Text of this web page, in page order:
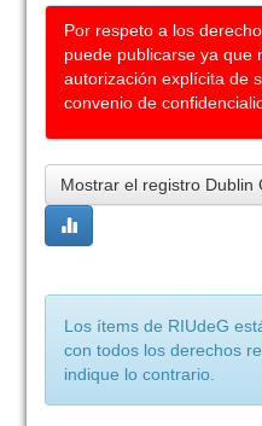
Por respeto a los
puede publicarse ya que
autorización explícita de
convenio de
Mostrar el registro Dublin
Los ítems de RIUdeG
con todos los derechos
indique lo contrario.